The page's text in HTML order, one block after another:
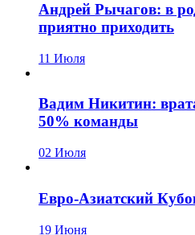
Андрей Рычагов: в
приятно приходить
11 Июля
Вадим Никитин:
50% команды
02 Июля
Евро-Азиатский
19 Июня